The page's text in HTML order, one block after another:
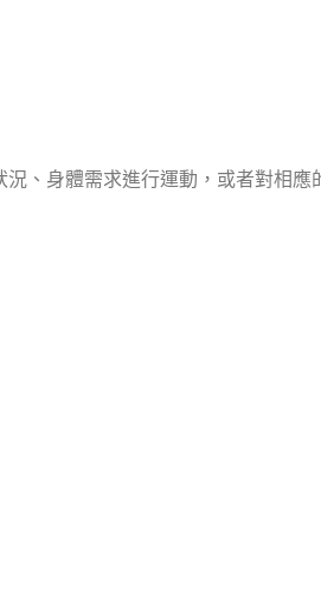
、身體需求進行運動，或者對相應